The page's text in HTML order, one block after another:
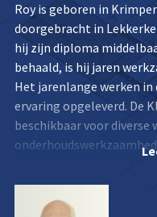
Roy is geboren in
doorgebracht in
hij zijn diploma
behaald, is hij jaren
Het jarenlange werken in
ervaring opgeleverd. De
beschikbaar voor diverse
Roy is een sociale en